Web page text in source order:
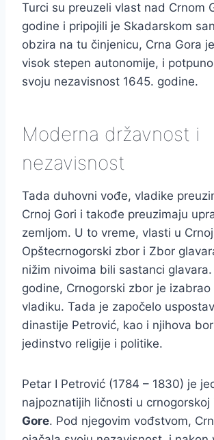
Turci su preuzeli vlast nad Crnom
godine i pripojili je Skadarskom
obzira na tu činjenicu, Crna Gora
visok stepen autonomije, i
svoju nezavisnost 1645. godine.
Moderna državnost i
nezavisnost
Tada duhovni vođe, vladike
Crnoj Gori i takođe preuzimaju
zemljom. U to vreme, vlasti u
Opštecrnogorski zbor i Zbor
nižim nivoima bili sastanci glavara.
godine, Crnogorski zbor je izabrao
vladiku. Tada je započelo
dinastije Petrović, kao i njihova
jedinstvo religije i politike.
Petar I Petrović (1784 – 1830) je
najpoznatijih ličnosti u crnogorskoj
Gore. Pod njegovim vođstvom,